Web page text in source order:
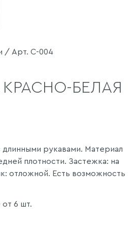
/ Арт. С-004
БЕЛАЯ
длинными рукавами. Материал
плотности. Застежка: на
отложной. Есть возможность
6 шт.